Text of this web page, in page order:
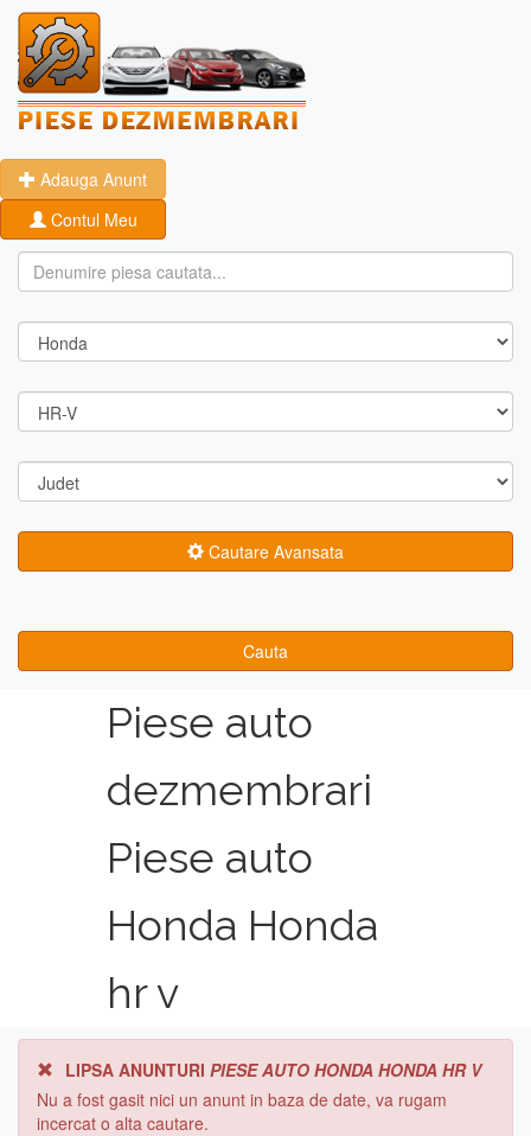
Adauga Anunt
Contul Meu
Cautare Avansata
Cauta
Piese auto
dezmembrari
Piese auto
Honda Honda
hr v
LIPSA ANUNTURI PIESE AUTO HONDA HONDA HR V
Nu a fost gasit nici un anunt in baza de date, va rugam
incercat o alta cautare.